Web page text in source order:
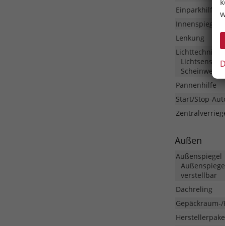
Einparkhilfe
Innenspiegel
Lenkung
Lichttechnik
Lichtsensor,
Scheinwerfer
Pannenhilfe
Start/Stop-
Außen
Außenspiegel
verstellbar
Dachreling